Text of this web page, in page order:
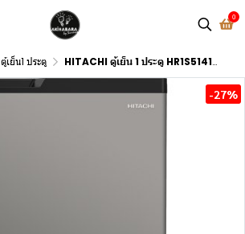
0
ตู้เย็น1 ประตู HITACHI ตู้เย็น 1 ประตู HR1S5141MNGTH 4.9Q สีเทาเงิน
-27%